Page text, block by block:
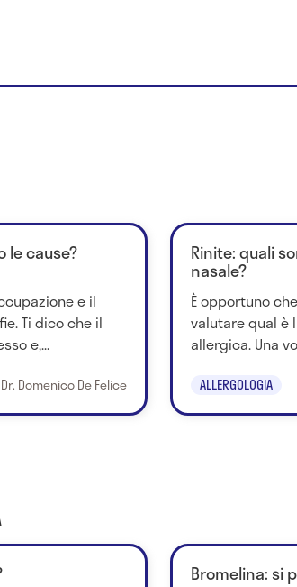
le cause?
e il
Ti dico che il
e,...
Dr. Domenico De Felice
Rinite: quali
nasale?
È opportuno
valutare qual è
allergica. Una
ALLERGOLOGIA
Bromelina: si